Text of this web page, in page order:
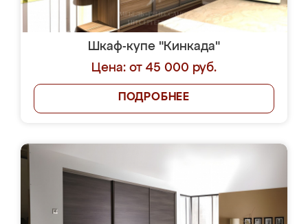
Шкаф-купе "Кинкада"
Цена: от 45 000 руб.
ПОДРОБНЕЕ